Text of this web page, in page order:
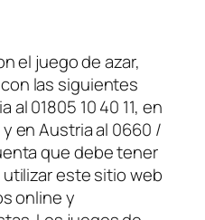
el juego de azar,
las siguientes
01805 10 40 11, en
en Austria al 0660 /
que debe tener
utilizar este sitio web
online y